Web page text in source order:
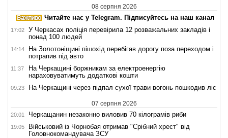
08 серпня 2026
Читайте нас у Telegram. Підписуйтесь на наш канал
17:02
У Черкасах поліція перевірила 12 розважальних закладів і
понад 100 людей
14:14
На Золотоніщині пішохід перебігав дорогу поза переходом і
потрапив під авто
11:37
На Черкащині боржникам за електроенергію
нараховуватимуть додаткові кошти
09:23 На Черкащині через підпал сухої трави вогонь пошкодив ліс
07 серпня 2026
20:01 Черкащанин незаконно виловив 70 кілограмів риби
19:05
Військовий із Чорнобая отримав "Срібний хрест" від
Головнокомандувача ЗСУ